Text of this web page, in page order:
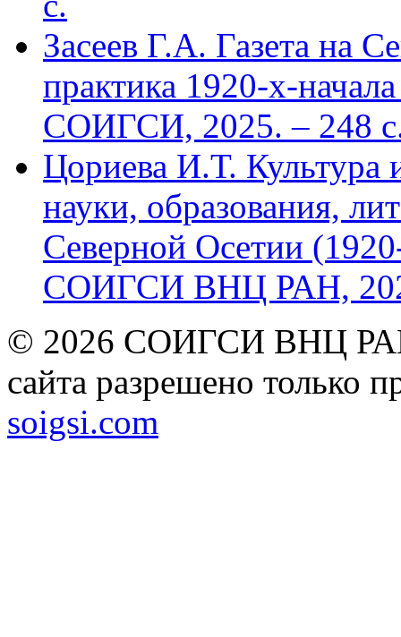
Засеев Г.А. Газета на
практика 1920-х-
СОИГСИ, 2025. – 248
Цориева И.Т. Культура
науки, образования,
Северной Осетии
СОИГСИ ВНЦ РАН,
© 2026 СОИГСИ ВНЦ РАН
сайта разрешено только
soigsi.com